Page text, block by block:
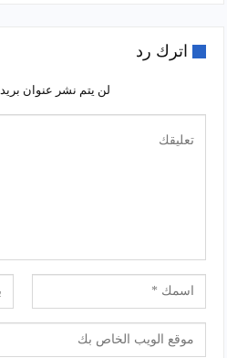
اترك رد
لن يتم نشر عنوان